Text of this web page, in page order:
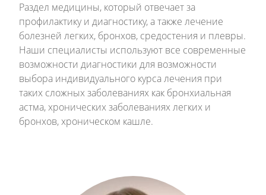
Раздел медицины, который отвечает за
профилактику и диагностику, а также лечение
болезней легких, бронхов, средостения и плевры.
Наши специалисты используют все современные
возможности диагностики для возможности
выбора индивидуального курса лечения при
таких сложных заболеваниях как бронхиальная
астма, хронических заболеваниях легких и
бронхов, хроническом кашле.